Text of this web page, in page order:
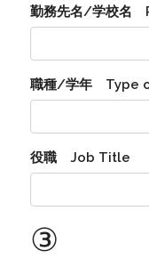
勤務先名/学校名
職種/学年 Type
役職 Job Title
③